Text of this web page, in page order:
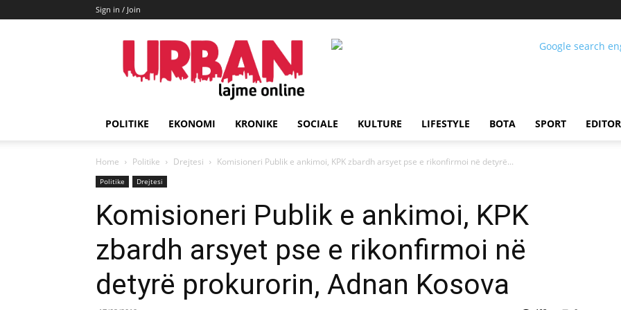
Sign in / Join
URBAN
Lajme
POLITIKE EKONOMI KRONIKE SOCIALE KULTURE LIFESTYLE BOTA SPORT
Home Politike Drejtesi Komisioneri Publik e ankimoi, KPK zbardh arsyet pse e rikonfirmoi në detyrë...
Politike Drejtesi
Komisioneri Publik e ankimoi, KPK
zbardh arsyet pse e rikonfirmoi në
detyrë prokurorin, Adnan Kosova